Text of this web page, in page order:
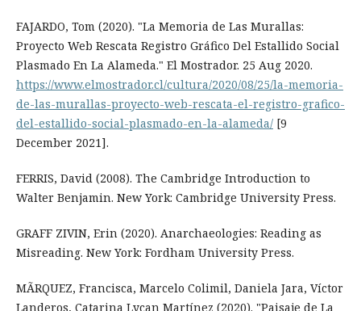
FAJARDO, Tom (2020). "La Memoria de Las Murallas:
Proyecto Web Rescata Registro Gráfico Del Estallido Social
Plasmado En La Alameda." El Mostrador. 25 Aug 2020.
https://www.elmostrador.cl/cultura/2020/08/25/la-memoria-
de-las-murallas-proyecto-web-rescata-el-registro-grafico-
del-estallido-social-plasmado-en-la-alameda/[9
December 2021].
FERRIS, David (2008). The Cambridge Introduction to
Walter Benjamin. New York: Cambridge University Press.
GRAFF ZIVIN, Erin (2020). Anarchaeologies: Reading as
Misreading. New York: Fordham University Press.
MÃRQUEZ, Francisca, Marcelo Colimil, Daniela Jara, Víctor
Landeros, Catarina Lycan Martínez (2020). "Paisaje de La